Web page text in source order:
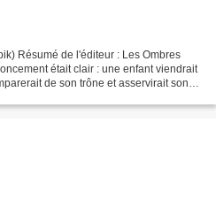
Résumé de l'éditeur : Les Ombres
était clair : une enfant viendrait
de son trône et asservirait son